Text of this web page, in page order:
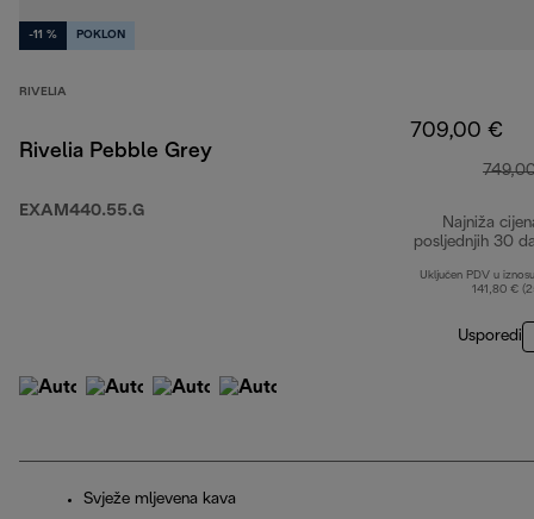
-11 % POKLON
RIVELIA
Rivelia Pebble Grey
EXAM440.55.G
709,00 €
Najniža
posljednjih 30
Uključen PDV u
141,80 €
Usporedi
Svježe mljevena kava